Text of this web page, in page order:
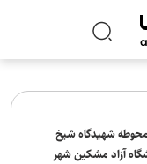
شهیدگاه شیخ
آزاد مشکین شهر